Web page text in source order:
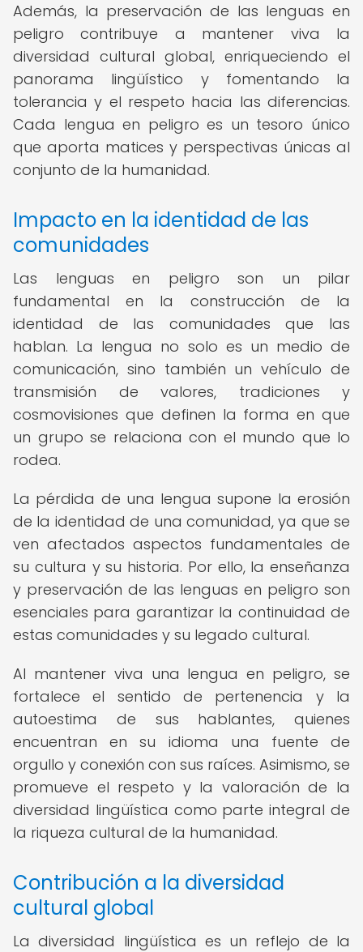
Además, la preservación de las lenguas en
peligro contribuye a mantener viva la
diversidad cultural global, enriqueciendo el
panorama lingüístico y fomentando la
tolerancia y el respeto hacia las diferencias.
Cada lengua en peligro es un tesoro único
que aporta matices y perspectivas únicas al
conjunto de la humanidad.
Impacto en la identidad de las
comunidades
Las lenguas en peligro son un pilar
fundamental en la construcción de la
identidad de las comunidades que las
hablan. La lengua no solo es un medio de
comunicación, sino también un vehículo de
transmisión de valores, tradiciones y
cosmovisiones que definen la forma en que
un grupo se relaciona con el mundo que lo
rodea.
La pérdida de una lengua supone la erosión
de la identidad de una comunidad, ya que se
ven afectados aspectos fundamentales de
su cultura y su historia. Por ello, la enseñanza
y preservación de las lenguas en peligro son
esenciales para garantizar la continuidad de
estas comunidades y su legado cultural.
Al mantener viva una lengua en peligro, se
fortalece el sentido de pertenencia y la
autoestima de sus hablantes, quienes
encuentran en su idioma una fuente de
orgullo y conexión con sus raíces. Asimismo, se
promueve el respeto y la valoración de la
diversidad lingüística como parte integral de
la riqueza cultural de la humanidad.
Contribución a la diversidad
cultural global
La diversidad lingüística es un reflejo de la